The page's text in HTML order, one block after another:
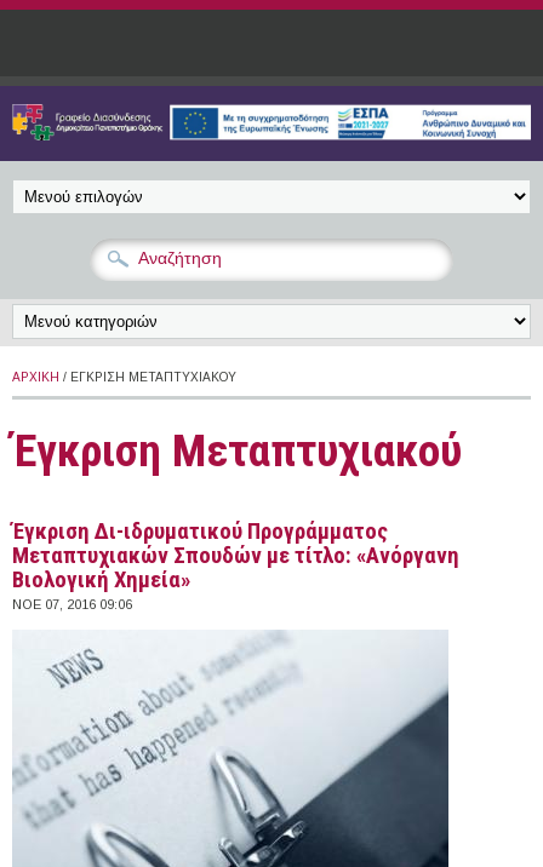
Παράκαμψη προς το κυρίως περιεχόμενο
ΑΡΧΙΚΉ / ΈΓΚΡΙΣΗ ΜΕΤΑΠΤΥΧΙΑΚΟΎ
Έγκριση Μεταπτυχιακού
Έγκριση Δι-ιδρυματικού Προγράμματος
Μεταπτυχιακών Σπουδών με τίτλο: «Ανόργανη
Βιολογική Χημεία»
ΝΟΕ 07, 2016 09:06